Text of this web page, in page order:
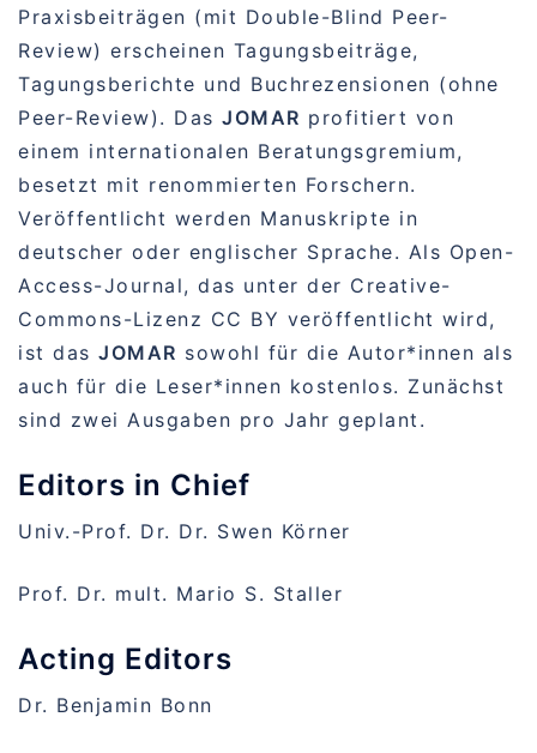
Praxisbeiträgen (mit Double-Blind Peer-
Review) erscheinen Tagungsbeiträge,
Tagungsberichte und Buchrezensionen (ohne
Peer-Review). Das JOMAR profitiert von
einem internationalen Beratungsgremium,
besetzt mit renommierten Forschern.
Veröffentlicht werden Manuskripte in
deutscher oder englischer Sprache. Als Open-
Access-Journal, das unter der Creative-
Commons-Lizenz CC BY veröffentlicht wird,
ist das JOMAR sowohl für die Autor*innen als
auch für die Leser*innen kostenlos. Zunächst
sind zwei Ausgaben pro Jahr geplant.
Editors in Chief
Univ.-Prof. Dr. Dr. Swen Körner
Prof. Dr. mult. Mario S. Staller
Acting Editors
Dr. Benjamin Bonn